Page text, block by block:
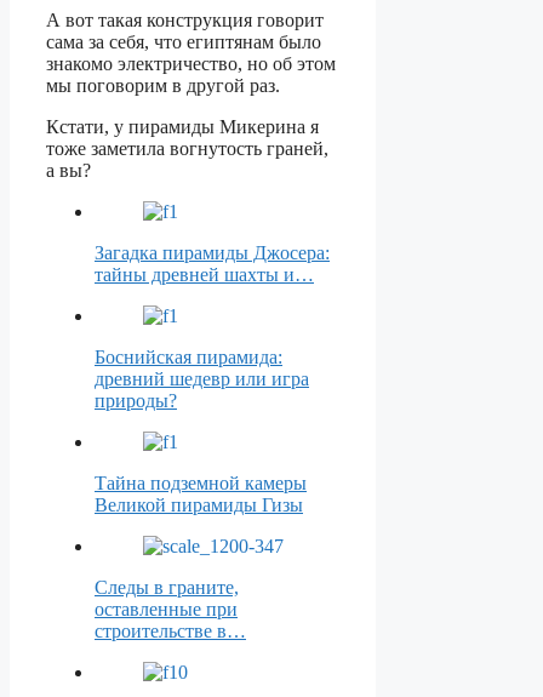
А вот такая конструкция говорит
сама за себя, что египтянам было
знакомо электричество, но об этом
мы поговорим в другой раз.
Кстати, у пирамиды Микерина я
тоже заметила вогнутость граней,
а вы?
Загадка пирамиды Джосера:
тайны древней шахты и…
Боснийская пирамида:
древний шедевр или игра
природы?
Тайна подземной камеры
Великой пирамиды Гизы
Следы в граните,
оставленные при
строительстве в…